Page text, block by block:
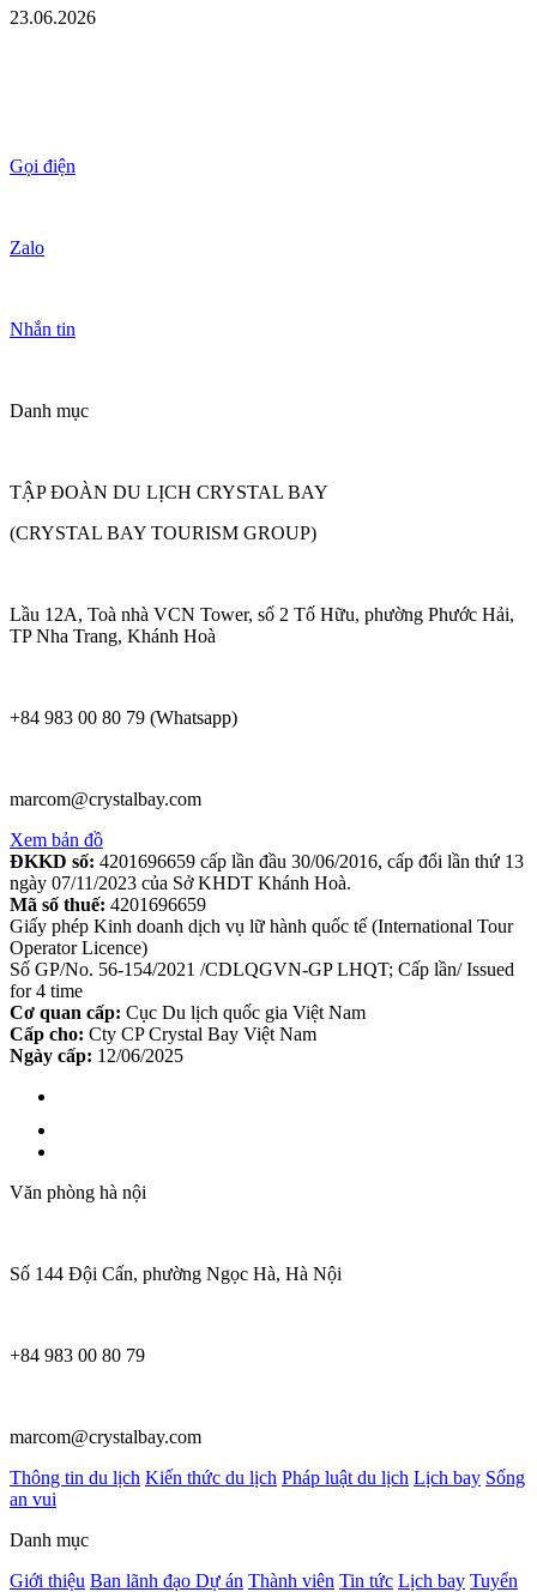
23.06.2026
Gọi điện
Zalo
Nhắn tin
Danh mục
TẬP ĐOÀN DU LỊCH CRYSTAL BAY
(CRYSTAL BAY TOURISM GROUP)
Lầu 12A, Toà nhà VCN Tower, số 2 Tố Hữu, phường Phước Hải,
TP Nha Trang, Khánh Hoà
+84 983 00 80 79 (Whatsapp)
marcom@crystalbay.com
Xem bản đồ
ĐKKD số: 4201696659 cấp lần đầu 30/06/2016, cấp đổi lần thứ 13
ngày 07/11/2023 của Sở KHDT Khánh Hoà.
Mã số thuế: 4201696659
Giấy phép Kinh doanh dịch vụ lữ hành quốc tế (International Tour
Operator Licence)
Số GP/No. 56-154/2021 /CDLQGVN-GP LHQT; Cấp lần/ Issued
for 4 time
Cơ quan cấp: Cục Du lịch quốc gia Việt Nam
Cấp cho: Cty CP Crystal Bay Việt Nam
Ngày cấp: 12/06/2025
Văn phòng hà nội
Số 144 Đội Cấn, phường Ngọc Hà, Hà Nội
+84 983 00 80 79
marcom@crystalbay.com
Thông tin du lịch Kiến thức du lịch Pháp luật du lịch Lịch bay Sống
an vui
Danh mục
Giới thiệu Ban lãnh đạo Dự án Thành viên Tin tức Lịch bay Tuyển